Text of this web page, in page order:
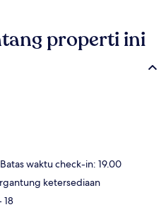
properti ini
waktu check-in: 19.00
ketersediaan
18